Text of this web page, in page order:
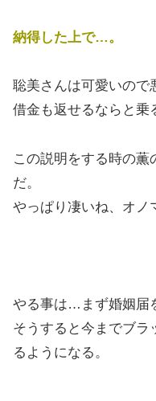
納得した上で…。
聡美さんは可愛いので
借金も返せるならと乗
この説明をする時の薫
だ。
やっぱり凄いね、オノ
やる事は…まず婚姻届
そうすると今までブラ
るようになる。